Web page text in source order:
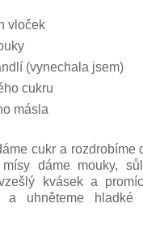
vloček
(vynechala jsem)
cukru
másla
cukr a rozdrobíme
dáme mouky,
kvásek a
a uhněteme hladké